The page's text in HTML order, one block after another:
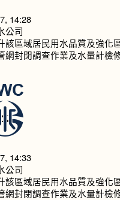
14:28
公司
該區域居民用水品質及強化
網封閉調查作業及水量計檢
14:33
公司
該區域居民用水品質及強化
網封閉調查作業及水量計檢